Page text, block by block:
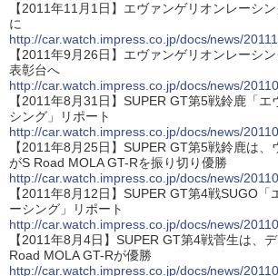
【2011年11月1日】エヴァンゲリオンレーシ
に
http://car.watch.impress.co.jp/docs/news/
【2011年9月26日】エヴァンゲリオンレーシ
表彰台へ
http://car.watch.impress.co.jp/docs/news/
【2011年8月31日】SUPER GT第5戦鈴鹿「エ
シング」リポート
http://car.watch.impress.co.jp/docs/news/
【2011年8月25日】SUPER GT第5戦鈴鹿は、
がS Road MOLA GT-Rを振り切り優勝
http://car.watch.impress.co.jp/docs/news/
【2011年8月12日】SUPER GT第4戦SUGO「
ーシング」リポート
http://car.watch.impress.co.jp/docs/news/
【2011年8月4日】SUPER GT第4戦菅生は、
Road MOLA GT-Rが優勝
http://car.watch.impress.co.jp/docs/news/